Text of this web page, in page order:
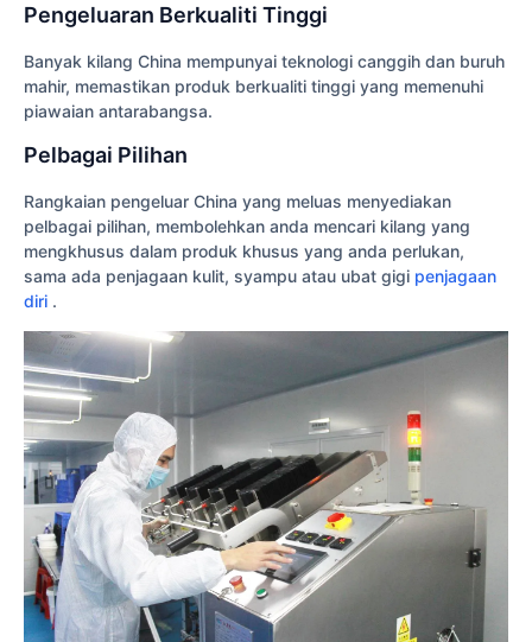
Pengeluaran Berkualiti Tinggi
Banyak kilang China mempunyai teknologi canggih dan buruh
mahir, memastikan produk berkualiti tinggi yang memenuhi
piawaian antarabangsa.
Pelbagai Pilihan
Rangkaian pengeluar China yang meluas menyediakan
pelbagai pilihan, membolehkan anda mencari kilang yang
mengkhusus dalam produk khusus yang anda perlukan,
sama ada penjagaan kulit, syampu atau ubat gigi penjagaan
diri .